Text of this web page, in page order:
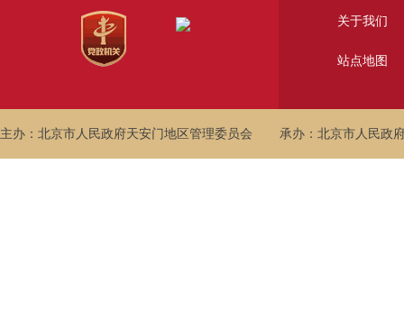
关于我们
站点地图
主办：北京市人民政府天安门地区管理委员会 承办：北京市人民政